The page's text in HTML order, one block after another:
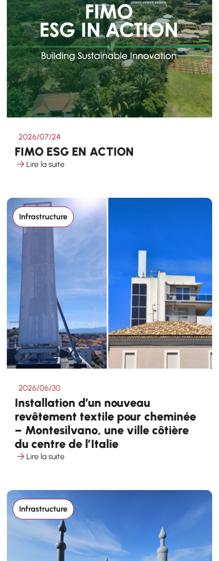
2026/07/24
FIMO ESG EN ACTION
Lire la suite
Infrastructure
2026/06/30
Installation d’un nouveau
revêtement textile pour cheminée
– Montesilvano, une ville côtière
du centre de l’Italie
Lire la suite
Infrastructure